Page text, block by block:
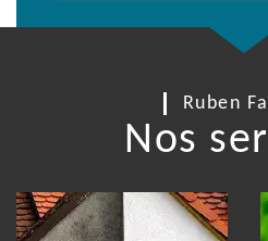
Ruben
Nos